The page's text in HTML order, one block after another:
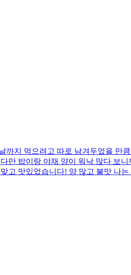
지 먹으려고 따로 남겨두었을 만
만 밥이랑 야채 양이 워낙 많다 보
고 맛있었습니다! 양 많고 불맛 나